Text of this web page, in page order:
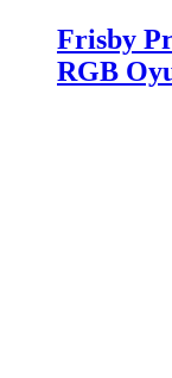
Frisby
RGB